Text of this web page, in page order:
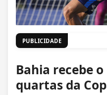
PUBLICIDADE
Bahia recebe
quartas da